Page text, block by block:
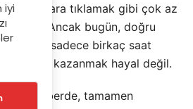
reklamlara tıklamak gibi çok az
gelirdi. Ancak bugün, doğru
sadece birkaç saat
ücreti kazanmak hayal değil.
rehberde, tamamen
iyi